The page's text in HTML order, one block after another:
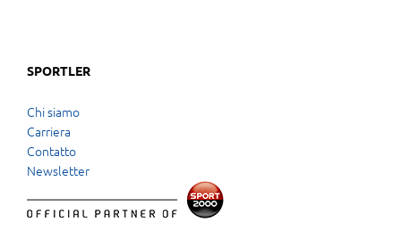
SPORTLER
Chi siamo
Carriera
Contatto
Newsletter